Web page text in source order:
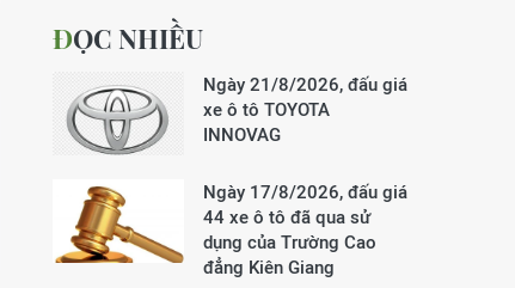
ĐỌC NHIỀU
Ngày 21/8/2026, đấu giá
xe ô tô TOYOTA
INNOVAG
Ngày 17/8/2026, đấu giá
44 xe ô tô đã qua sử
dụng của Trường Cao
đẳng Kiên Giang